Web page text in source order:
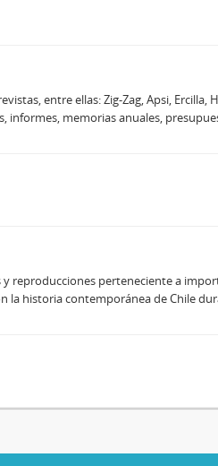
entre ellas: Zig-Zag, Apsi, Ercilla,
informes, memorias anuales,
reproducciones perteneciente a
la historia contemporánea de Chile